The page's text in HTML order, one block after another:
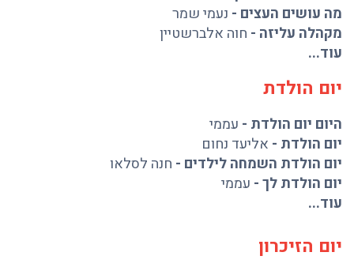
מה עושים העצים - נעמי שמר
מקהלה עליזה - חוה אלברשטיין
עוד...
יום הולדת
היום יום הולדת - עממי
יום הולדת - אליעד נחום
יום הולדת השמחה לילדים - חנה לסלאו
יום הולדת לך- עממי
עוד...
יום הזיכרון